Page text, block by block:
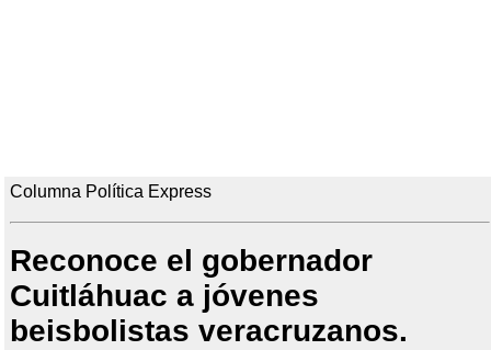
Columna Política Express
Reconoce el gobernador
Cuitláhuac a jóvenes
beisbolistas veracruzanos.